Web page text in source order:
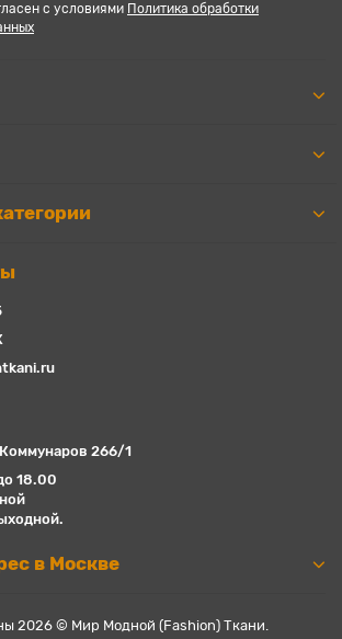
с условиями Политика обработки
266/1
18.00
в Москве
2026 © Мир Модной (Fashion) Ткани.